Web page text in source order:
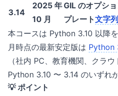
3.14
2025 年
10 月
GIL のオプシ
プレート文字列
本コースは Python 3.10 以降
月時点の最新安定版は Python
（社内 PC、教育機関、クラ
Python 3.10 〜 3.14 のいずれ
💡 ポイント